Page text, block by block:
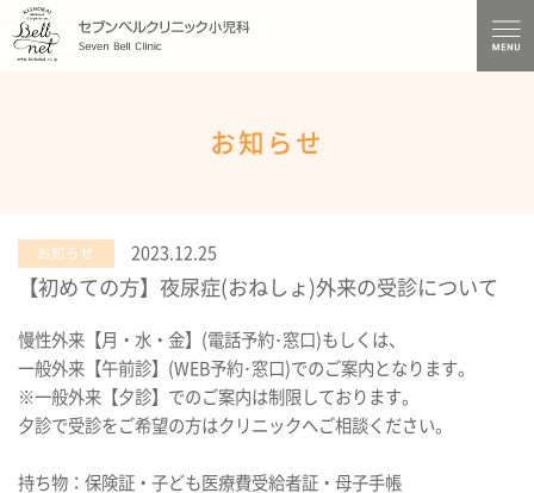
お知らせ
お知らせ 2023.12.25
【初めての方】夜尿症(おねしょ)外来の受診について
慢性外来【月・水・金】(電話予約･窓口)もしくは、
一般外来【午前診】(WEB予約･窓口)でのご案内となります。
※一般外来【夕診】でのご案内は制限しております。
夕診で受診をご希望の方はクリニックへご相談ください。
持ち物：保険証・子ども医療費受給者証・母子手帳